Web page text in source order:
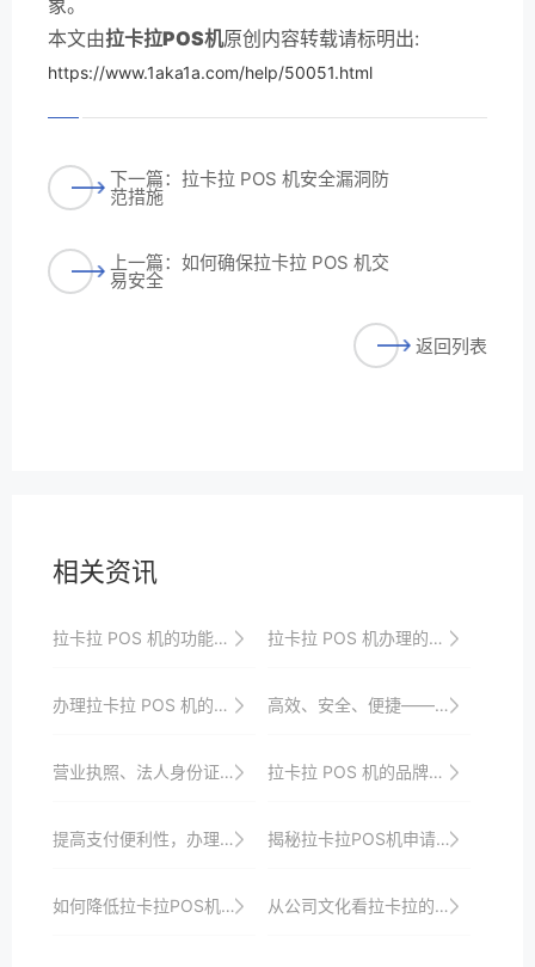
本文由拉卡拉POS机原创内容转载请标明出:
https://www.1aka1a.com/help/50051.html
下一篇：拉卡拉 POS 机安全漏洞防
范措施
上一篇：如何确保拉卡拉 POS 机交
易安全
返回列表
相关资讯
拉卡拉 POS 机的功能特点与应用优势 拉卡拉 POS 机办理的合同条款要点
办理拉卡拉 POS 机的费用明细 高效、安全、便捷——拉卡拉POS机申请体验分享
营业执照、法人身份证……拉卡拉POS机申请资料详解 拉卡拉 POS 机的品牌影响力与市场推广
提高支付便利性，办理拉卡拉POS机有效提升服务质量 揭秘拉卡拉POS机申请背后的审核机制与安全保障
如何降低拉卡拉POS机费率 从公司文化看拉卡拉的用户体验追求